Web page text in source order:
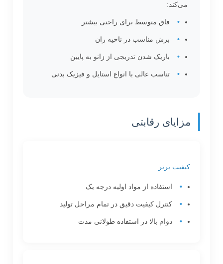
می‌کند:
فاق متوسط برای راحتی بیشتر
برش مناسب در ناحیه ران
باریک شدن تدریجی از زانو به پایین
تناسب عالی با انواع استایل و فیزیک بدنی
مزایای رقابتی
کیفیت برتر
استفاده از مواد اولیه درجه یک
کنترل کیفیت دقیق در تمام مراحل تولید
دوام بالا در استفاده طولانی مدت